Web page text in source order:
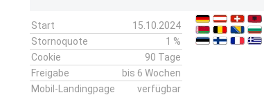
Start
15.10.2024
Stornoquote
1 %
Cookie
90 Tage
Freigabe
bis 6 Wochen
Mobil-Landingpage
verfügbar